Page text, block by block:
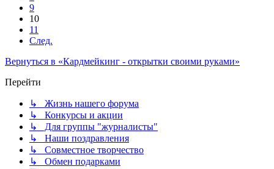
9
10
11
След.
Вернуться в «Кардмейкинг - открытки своими руками»
Перейти
↳ Жизнь нашего форума
↳ Конкурсы и акции
↳ Для группы "журналисты"
↳ Наши поздравления
↳ Совместное творчество
↳ Обмен подарками